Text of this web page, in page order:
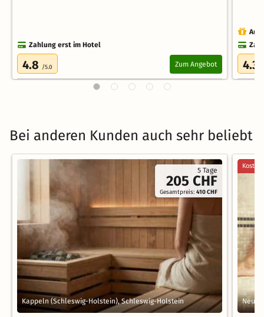
Zahlung erst im Hotel
4.8 /5.0 Zum Angebot 4.3
Bei anderen Kunden auch sehr beliebt
5 Tage
205 CHF
Gesamtpreis:410 CHF
Kappeln (Schleswig-Holstein), Schleswig-Holstein